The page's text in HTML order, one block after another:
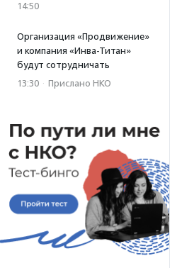
14:50
Организация «Продвижение»
и компания «Инва-Титан»
будут сотрудничать
13:30 · Прислано НКО